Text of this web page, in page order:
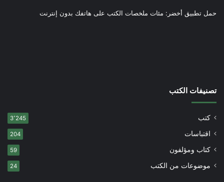
حمل تطبيق أخضر: مئات ملخصات الكتب على هاتفك بدون إنترنت
تصنيفات الكتب
كتب 3٬245
اقتباسات 204
كتاب ومؤلفون 59
موضوعات من الكتب 24